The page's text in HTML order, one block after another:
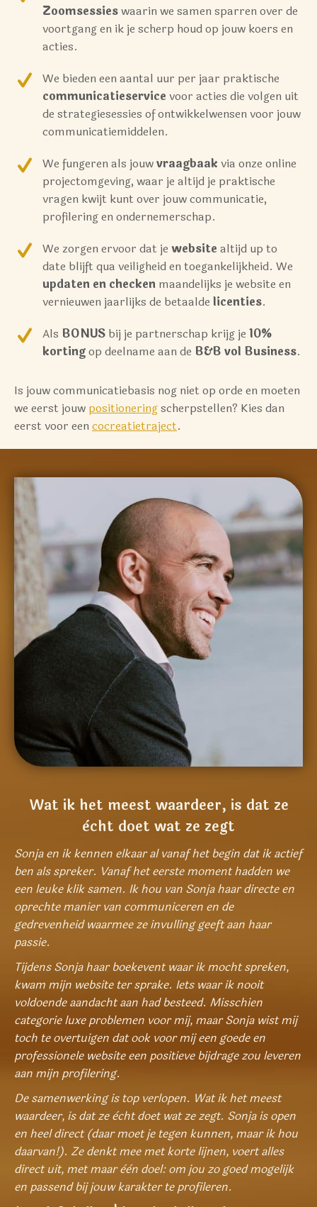
Zoomsessieswaarin we samen sparren over de
voortgang en ik je scherp houd op jouw koers en
acties.
We bieden een aantal uur per jaar praktische
communicatieservice voor acties die volgen uit
de strategiesessies of ontwikkelwensen voor jouw
communicatiemiddelen.
We fungeren als jouwvraagbaak via onze online
projectomgeving, waar je altijd je praktische
vragen kwijt kunt over jouw communicatie,
profilering en ondernemerschap.
We zorgen ervoor dat je website altijd up to
date blijft qua veiligheid en toegankelijkheid. We
updaten en checken maandelijks je website en
vernieuwen jaarlijks de betaalde licenties.
Als BONUS bij je partnerschap krijg je 10%
kortingop deelname aan de B&B vol Business.
Is jouw communicatiebasis nog niet op orde en moeten
we eerst jouw positioneringscherpstellen? Kies dan
eerst voor eencocreatietraject.
Wat ik het meest waardeer, is dat ze
ècht doet wat ze zegt
Sonja en ik kennen elkaar al vanaf het begin dat ik actief
ben als spreker. Vanaf het eerste moment hadden we
een leuke klik samen. Ik hou van Sonja haar directe en
oprechte manier van communiceren en de
gedrevenheid waarmee ze invulling geeft aan haar
passie.
Tijdens Sonja haar boekevent waar ik mocht spreken,
kwam mijn website ter sprake. Iets waar ik nooit
voldoende aandacht aan had besteed. Misschien
categorie luxe problemen voor mij, maar Sonja wist mij
toch te overtuigen dat ook voor mij een goede en
professionele website een positieve bijdrage zou leveren
aan mijn profilering.
De samenwerking is top verlopen. Wat ik het meest
waardeer, is dat ze ècht doet wat ze zegt. Sonja is open
en heel direct (daar moet je tegen kunnen, maar ik hou
daarvan!). Ze denkt mee met korte lijnen, voert alles
direct uit, met maar èèn doel: om jou zo goed mogelijk
en passend bij jouw karakter te profileren.